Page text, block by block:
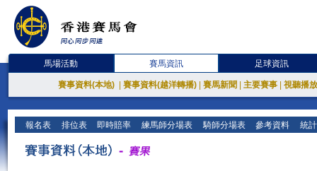
馬場活動 賽馬資訊 足球資訊
賽事資料(本地) 賽事資料(越洋轉播) 賽馬新聞 主要賽事 視聽播
報名表 排位表 即時賠率 練馬師分場表 騎師分場表 參考資料 統